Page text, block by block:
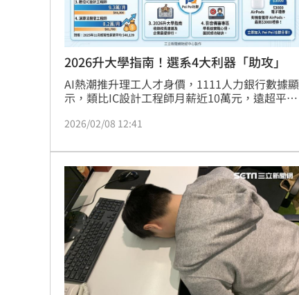
2026升大學指南！選系4大利器「助攻」
AI熱潮推升理工人才身價，1111人力銀行數據顯
示，類比IC設計工程師月薪近10萬元，遠超平
點，1111特推出「Pei Pei社群」，整合落點分
利器，免費提供升學輔導。平台亦舉辦發文抽
AirPods活動，鼓勵學長姐分享校園經驗與職涯
攻略，助學弟妹掌握高薪科技職務趨勢，規劃未
來職涯發展，避免選系迷惘。
2026/02/08 12:41